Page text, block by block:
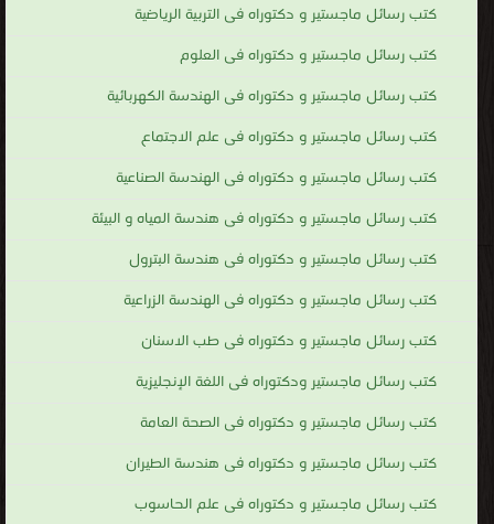
كتب رسائل ماجستير و دكتوراه فى التربية الرياضية
كتب رسائل ماجستير و دكتوراه فى العلوم
كتب رسائل ماجستير و دكتوراه فى الهندسة الكهربائية
كتب رسائل ماجستير و دكتوراه فى علم الاجتماع
كتب رسائل ماجستير و دكتوراه فى الهندسة الصناعية
كتب رسائل ماجستير و دكتوراه فى هندسة المياه و البيئة
كتب رسائل ماجستير و دكتوراه فى هندسة البترول
كتب رسائل ماجستير و دكتوراه فى الهندسة الزراعية
كتب رسائل ماجستير و دكتوراه فى طب الاسنان
كتب رسائل ماجستير ودكتوراه فى اللغة الإنجليزية
كتب رسائل ماجستير و دكتوراه فى الصحة العامة
كتب رسائل ماجستير و دكتوراه فى هندسة الطيران
كتب رسائل ماجستير و دكتوراه فى علم الحاسوب